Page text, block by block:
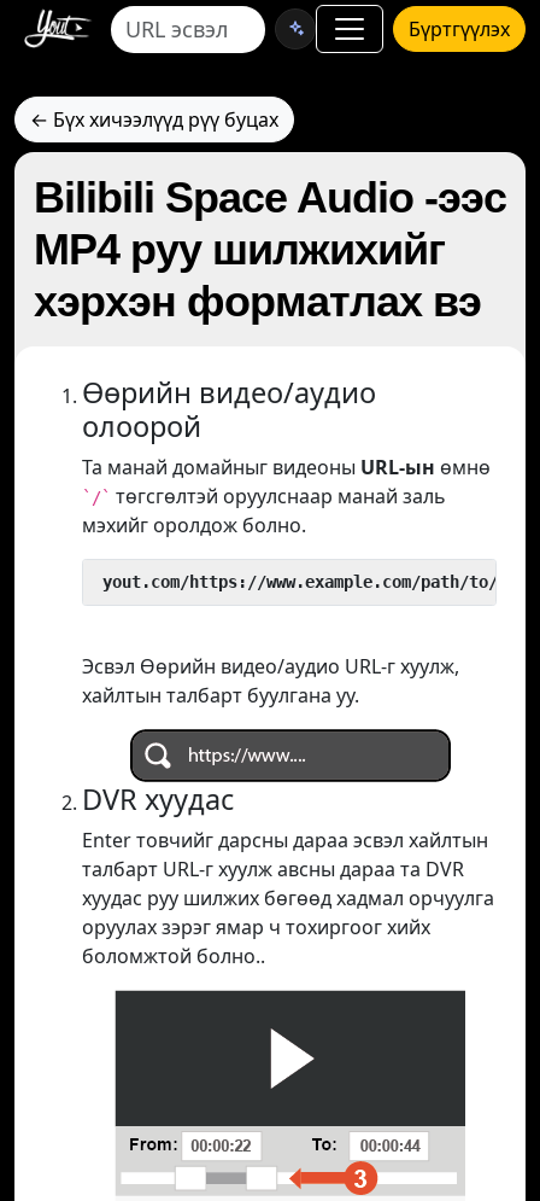
Бүртгүүлэх
← Бүх хичээлүүд рүү буцах
Bilibili Space Audio -ээс
MP4 руу шилжихийг
хэрхэн форматлах вэ
Өөрийн видео/аудио
олоорой
Та манай домайныг видеоны URL-ын өмнө
`/` төгсгөлтэй оруулснаар манай заль
мэхийг оролдож болно.
yout.com/https://www.example.com/path/to/
Эсвэл Өөрийн видео/аудио URL-г хуулж,
хайлтын талбарт буулгана уу.
DVR хуудас
Enter товчийг дарсны дараа эсвэл хайлтын
талбарт URL-г хуулж авсны дараа та DVR
хуудас руу шилжих бөгөөд хадмал орчуулга
оруулах зэрэг ямар ч тохиргоог хийх
боломжтой болно..